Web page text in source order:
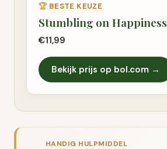
🏆BESTE KEUZE
Stumbling on Happiness
€11,99
Bekijk prijs op bol.com →
HANDIG HULPMIDDEL